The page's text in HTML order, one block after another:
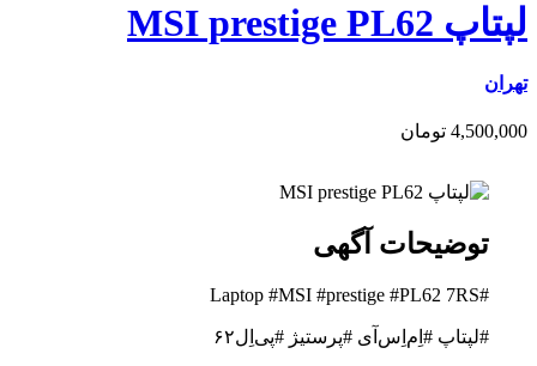
لپتاپ MSI prestige PL62
تهران
4,500,000 تومان
توضیحات آگهی
#Laptop #MSI #prestige #PL62 7RS
#لپتاپ #اِم‌اِس‌آی #پرستیژ #پی‌اِل‌۶۲